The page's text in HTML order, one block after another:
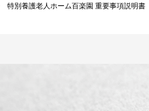
特別養護老人ホーム百楽園 重要事項説明書